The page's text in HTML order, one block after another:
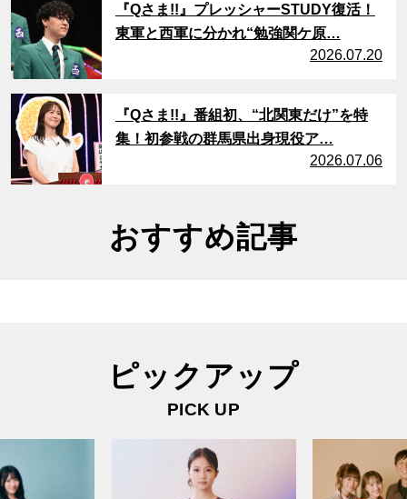
『Qさま!!』プレッシャーSTUDY復活！
東軍と西軍に分かれ“勉強関ケ原…
2026.07.20
『Qさま!!』番組初、“北関東だけ”を特
集！初参戦の群馬県出身現役ア…
2026.07.06
おすすめ記事
ピックアップ
PICK UP